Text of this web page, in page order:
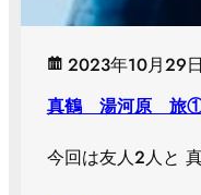
2023年10月29日
真鶴 湯河原 旅
今回は友人２人と